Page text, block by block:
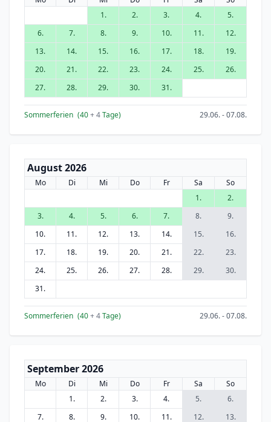
1.
2. 3. 4.
5.
6.
7. 8. 9. 10. 11.
12.
13.
14. 15. 16. 17. 18.
19.
20.
21. 22. 23. 24. 25.
26.
27.
28. 29. 30. 31.
Sommerferien (40+ 4Tage) 29.06. - 07.08.
August 2026
Mo Di Mi Do Fr Sa
So
1.
2.
3.
4. 5. 6. 7. 8.
9.
10.
11. 12. 13. 14. 15.
16.
17.
18. 19. 20. 21. 22.
23.
24.
25. 26. 27. 28. 29.
30.
31.
Sommerferien (40+ 4Tage) 29.06. - 07.08.
September 2026
Mo Di Mi Do Fr Sa
So
1.
2. 3. 4. 5.
6.
7.
8. 9. 10. 11. 12.
13.